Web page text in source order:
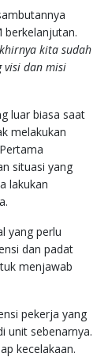
berkelanjutan.
kita sudah
visi dan misi
luar biasa saat
melakukan
situasi yang
lakukan
yang perlu
dan padat
menjawab
pekerja yang
unit sebenarnya.
kecelakaan.